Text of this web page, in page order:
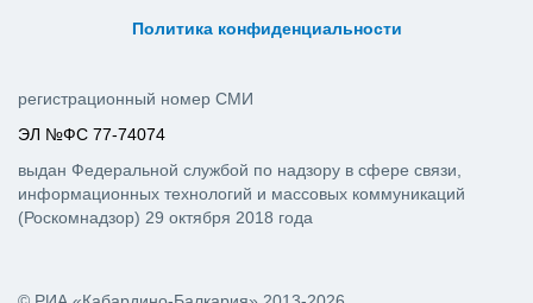
Политика конфиденциальности
регистрационный номер СМИ
ЭЛ №ФС 77-74074
выдан Федеральной службой по надзору в сфере связи,
информационных технологий и массовых коммуникаций
(Роскомнадзор) 29 октября 2018 года